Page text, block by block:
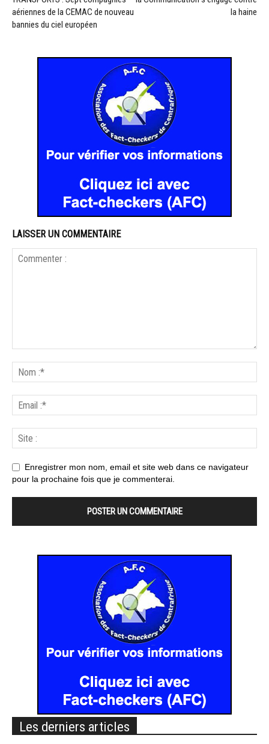
aériennes de la CEMAC de nouveau
bannies du ciel européen
la haine
LAISSER UN COMMENTAIRE
Enregistrer mon nom, email et site web dans ce navigateur
pour la prochaine fois que je commenterai.
Les derniers articles